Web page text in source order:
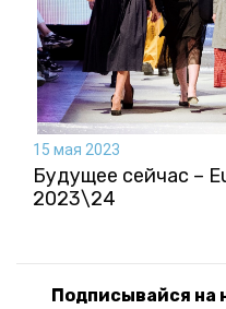
15 мая 2023
Будущее сейчас –
2023\24
Подписывайся на